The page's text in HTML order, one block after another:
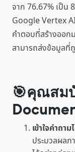
จาก 76.67% เป็น
Google Vertex
คำตอบที่สร้างออก
สามารถส่งข้อมูลที่
🎯คุณสม
เข้าใจคำถา
ประมวลผล